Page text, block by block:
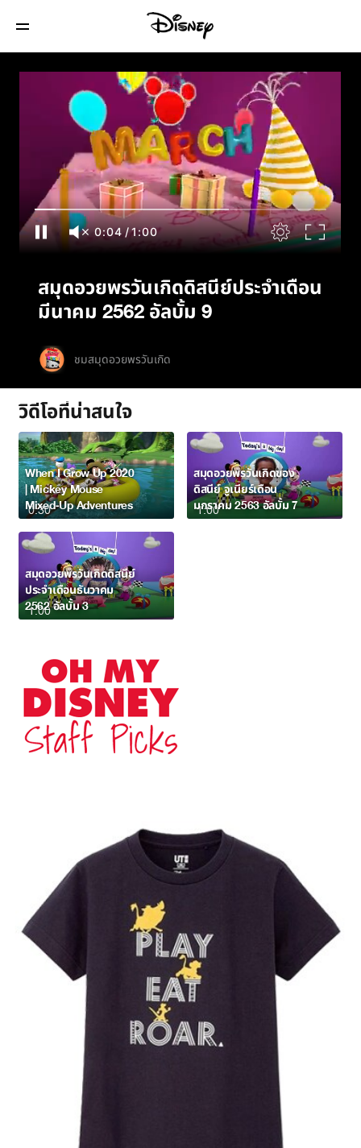
สมุดอวยพรวันเกิดดิสนีย์ประจำเดือนมีนาคม
2562 อัลบั้ม 9
0:05/1:00
สมุดอวยพรวันเกิดดิสนีย์ประจำเดือน
มีนาคม 2562 อัลบั้ม 9
ชมสมุดอวยพรวันเกิด
วิดีโอที่น่าสนใจ
0:30
When I Grow Up 2020
| Mickey Mouse
Mixed-Up Adventures
1:00
สมุดอวยพรวันเกิดของ
ดิสนีย์ จูเนียร์เดือน
มกราคม 2563 อัลบั้ม 7
1:00
สมุดอวยพรวันเกิดดิสนีย์
ประจำเดือนธันวาคม
2562 อัลบั้ม 3